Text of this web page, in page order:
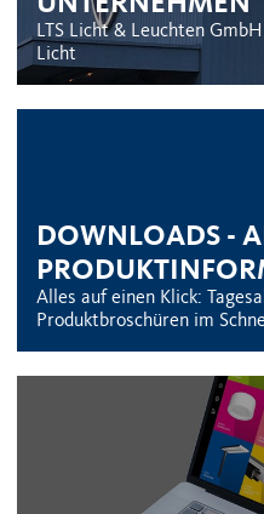
LTS Licht & Leuchten
Licht
DOWNLOADS -
Alles auf einen Klick:
Produktbroschüren im